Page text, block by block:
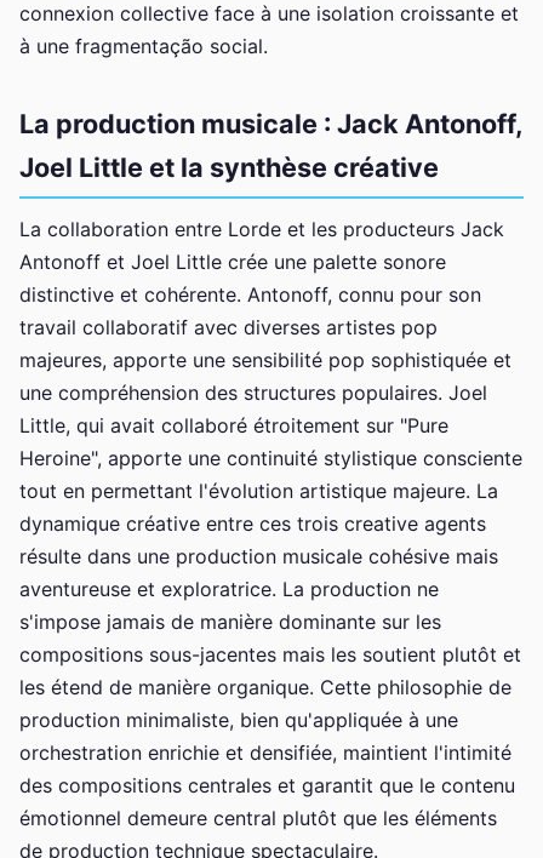
connexion collective face à une isolation croissante et
à une fragmentação social.
La production musicale : Jack Antonoff,
Joel Little et la synthèse créative
La collaboration entre Lorde et les producteurs Jack
Antonoff et Joel Little crée une palette sonore
distinctive et cohérente. Antonoff, connu pour son
travail collaboratif avec diverses artistes pop
majeures, apporte une sensibilité pop sophistiquée et
une compréhension des structures populaires. Joel
Little, qui avait collaboré étroitement sur "Pure
Heroine", apporte une continuité stylistique consciente
tout en permettant l'évolution artistique majeure. La
dynamique créative entre ces trois creative agents
résulte dans une production musicale cohésive mais
aventureuse et exploratrice. La production ne
s'impose jamais de manière dominante sur les
compositions sous-jacentes mais les soutient plutôt et
les étend de manière organique. Cette philosophie de
production minimaliste, bien qu'appliquée à une
orchestration enrichie et densifiée, maintient l'intimité
des compositions centrales et garantit que le contenu
émotionnel demeure central plutôt que les éléments
de production technique spectaculaire.